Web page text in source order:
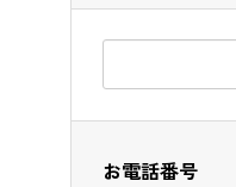
お電話番号